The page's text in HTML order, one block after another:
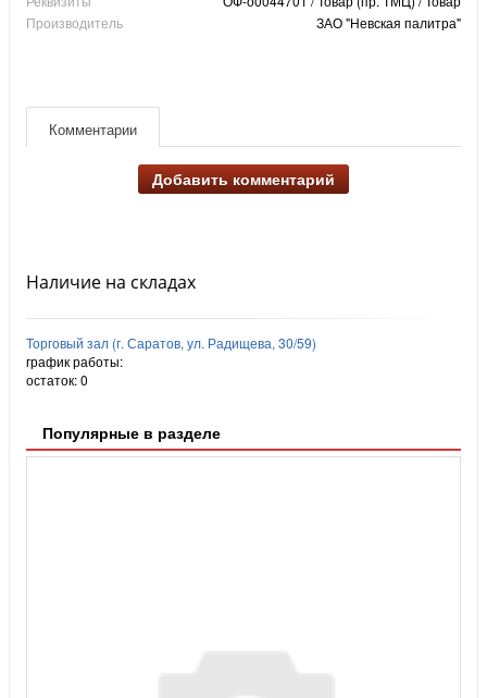
Производитель
ЗАО "Невская палитра"
Комментарии
Добавить комментарий
Наличие на складах
Торговый зал (г. Саратов, ул. Радищева, 30/59)
график работы:
остаток:0
Популярные в разделе